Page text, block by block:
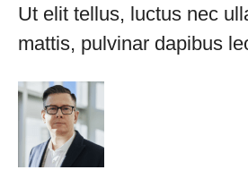
Ut elit tellus, luctus nec
mattis, pulvinar dapibus